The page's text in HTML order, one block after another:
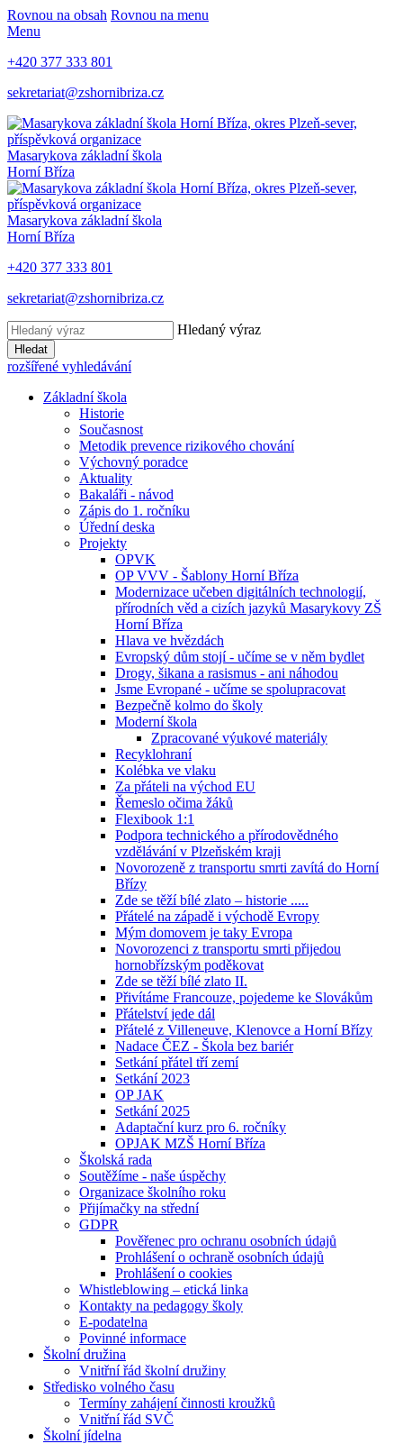
Rovnou na obsah Rovnou na menu
Menu
+420 377 333 801
sekretariat@zshornibriza.cz
Masarykova základní škola
Horní Bříza
Masarykova základní škola
Horní Bříza
+420 377 333 801
sekretariat@zshornibriza.cz
Hledaný výraz
Hledat
rozšířené vyhledávání
Základní škola
Historie
Současnost
Metodik prevence rizikového chování
Výchovný poradce
Aktuality
Bakaláři - návod
Zápis do 1. ročníku
Úřední deska
Projekty
OPVK
OP VVV - Šablony Horní Bříza
Modernizace učeben digitálních technologií,
přírodních věd a cizích jazyků Masarykovy ZŠ
Horní Bříza
Hlava ve hvězdách
Evropský dům stojí - učíme se v něm bydlet
Drogy, šikana a rasismus - ani náhodou
Jsme Evropané - učíme se spolupracovat
Bezpečně kolmo do školy
Moderní škola
Zpracované výukové materiály
Recyklohraní
Kolébka ve vlaku
Za přáteli na východ EU
Řemeslo očima žáků
Flexibook 1:1
Podpora technického a přírodovědného
vzdělávání v Plzeňském kraji
Novorozeně z transportu smrti zavítá do Horní
Břízy
Zde se těží bílé zlato – historie .....
Přátelé na západě i východě Evropy
Mým domovem je taky Evropa
Novorozenci z transportu smrti přijedou
hornobřízským poděkovat
Zde se těží bílé zlato II.
Přivítáme Francouze, pojedeme ke Slovákům
Přátelství jede dál
Přátelé z Villeneuve, Klenovce a Horní Břízy
Nadace ČEZ - Škola bez bariér
Setkání přátel tří zemí
Setkání 2023
OP JAK
Setkání 2025
Adaptační kurz pro 6. ročníky
OPJAK MZŠ Horní Bříza
Školská rada
Soutěžíme - naše úspěchy
Organizace školního roku
Přijímačky na střední
GDPR
Pověřenec pro ochranu osobních údajů
Prohlášení o ochraně osobních údajů
Prohlášení o cookies
Whistleblowing – etická linka
Kontakty na pedagogy školy
E-podatelna
Povinné informace
Školní družina
Vnitřní řád školní družiny
Středisko volného času
Termíny zahájení činnosti kroužků
Vnitřní řád SVČ
Školní jídelna